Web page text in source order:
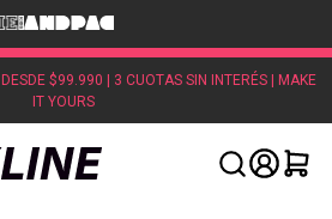
$99.990 | 3 CUOTAS SIN INTERÉS | MAKE
IT YOURS